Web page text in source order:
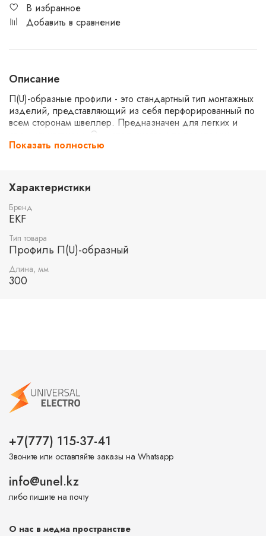
В избранное
Добавить в сравнение
Описание
П(U)-образные профили - это стандартный тип монтажных
изделий, представляющий из себя перфорированный по
всем сторонам швеллер. Предназначен для легких и
средних нагрузок. Он используется для прокладки
металлических кабельных лотков и инженерных систем
Применяется для многоярусной прокладки
коммуникаций. Для монтажа профиля к опорным
конструкциям и для монтажа кронштейнов в профиль
используются метизы М8.
Показать полностью
Характеристики
Бренд
EKF
Тип товара
Профиль П(U)-образный
Длина, мм
300
+7(777) 115-37-41
Звоните или оставляйте заказы на Whatsapp
info@unel.kz
либо пишите на почту
О нас в медиа пространстве